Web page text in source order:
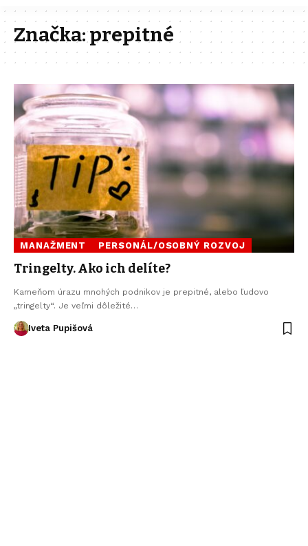
Značka:prepitné
MANAŽMENT PERSONÁL/OSOBNÝ ROZVOJ
Tringelty. Ako ich delíte?
Kameňom úrazu mnohých podnikov je prepitné, alebo ľudovo
„tringelty“. Je veľmi dôležité…
Iveta Pupišová